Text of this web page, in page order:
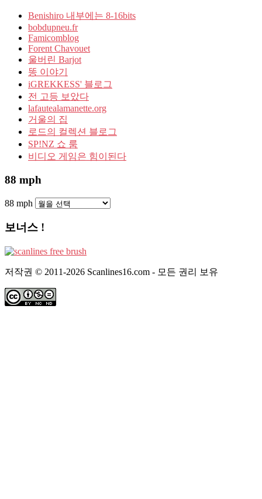
Benishiro 내부에는 8-16bits
bobdupneu.fr
Famicomblog
Forent Chavouet
울버린 Barjot
똥 이야기
iGREKKESS' 블로그
전 고등 보았다
lafautealamanette.org
거울의 집
로드의 컬렉션 블로그
SP!NZ 쇼 룸
비디오 게임은 힘이된다
88 mph
88 mph
보너스 !
저작권 © 2011-2026 Scanlines16.com - 모든 권리 보유